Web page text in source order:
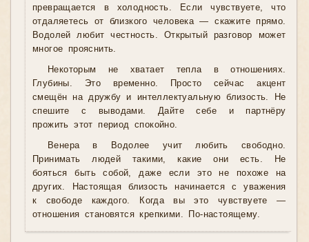
превращается в холодность. Если чувствуете, что
отдаляетесь от близкого человека — скажите прямо.
Водолей любит честность. Открытый разговор может
многое прояснить.
Некоторым не хватает тепла в отношениях.
Глубины. Это временно. Просто сейчас акцент
смещён на дружбу и интеллектуальную близость. Не
спешите с выводами. Дайте себе и партнёру
прожить этот период спокойно.
Венера в Водолее учит любить свободно.
Принимать людей такими, какие они есть. Не
бояться быть собой, даже если это не похоже на
других. Настоящая близость начинается с уважения
к свободе каждого. Когда вы это чувствуете —
отношения становятся крепкими. По-настоящему.